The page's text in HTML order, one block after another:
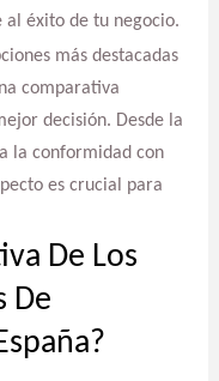
al éxito de tu negocio.
más destacadas
comparativa
decisión. Desde la
la conformidad con
es crucial para
De Los
De